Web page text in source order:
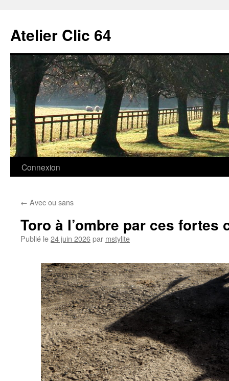
contenu
Atelier Clic 64
Connexion
← Avec ou sans
Toro à l’ombre par ces
Publié le24 juin 2026par mstylite